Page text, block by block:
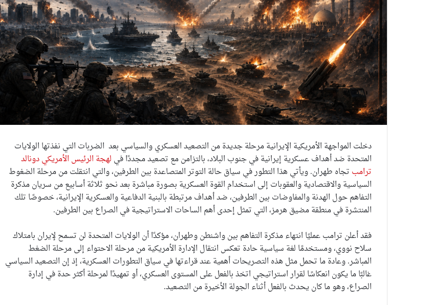
دخلت المواجهة الأمريكية الإيرانية مرحلة جديدة من التصعيد العسكري والسياسي بعد الضربات التي نفذتها الولايات
المتحدة ضد أهداف عسكرية إيرانية في جنوب البلاد، بالتزامن مع تصعيد مجددًا في لهجة الرئيس الأمريكي دونالد
ترامب تجاه طهران. ويأتي هذا التطور في سياق حالة التوتر المتصاعدة بين الطرفين، والتي انتقلت من مرحلة الضغوط
السياسية والاقتصادية والعقوبات إلى استخدام القوة العسكرية بصورة مباشرة بعد نحو ثلاثة أسابيع من سريان مذكرة
التفاهم حول الهدنة والمفاوضات بين الطرفين، ضد أهداف مرتبطة بالبنية الدفاعية والعسكرية الإيرانية، خصوصًا تلك
المنتشرة في منطقة مضيق هرمز، التي تمثل إحدى أهم الساحات الاستراتيجية في الصراع بين الطرفين.
فقد أعلن ترامب عمليًا انتهاء مذكرة التفاهم بين واشنطن وطهران، مؤكدًا أن الولايات المتحدة لن تسمح لإيران بامتلاك
سلاح نووي، ومستخدمًا لغة سياسية حادة تعكس انتقال الإدارة الأمريكية من مرحلة الاحتواء إلى مرحلة الضغط
المباشر. وعادة ما تحمل مثل هذه التصريحات أهمية عند قراءتها في سياق التطورات العسكرية، إذ إن التصعيد السياسي
غالبًا ما يكون انعكاسًا لقرار استراتيجي اتخذ بالفعل على المستوى العسكري، أو تمهيدًا لمرحلة أكثر حدة في إدارة
الصراع، وهو ما كان يحدث بالفعل أثناء الجولة الأخيرة من التصعيد.